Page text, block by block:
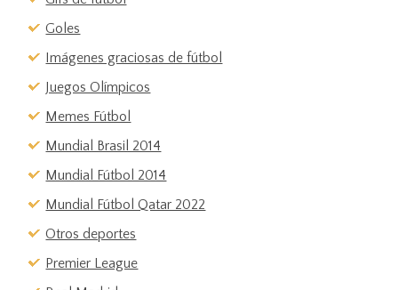
Goles
Imágenes graciosas de fútbol
Juegos Olímpicos
Memes Fútbol
Mundial Brasil 2014
Mundial Fútbol 2014
Mundial Fútbol Qatar 2022
Otros deportes
Premier League